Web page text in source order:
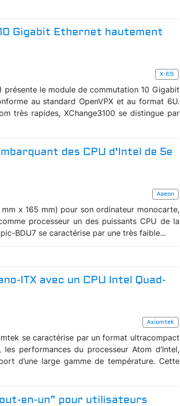
Gigabit Ethernet hautement
X-ES
présente le module de commutation 10 Gigabit
au standard OpenVPX et au format 6U.
très rapides, XChange3100 se distingue par
des CPU d'Intel de 5e
Aaeon
x 165 mm) pour son ordinateur monocarte,
processeur un des puissants CPU de la
BDU7 se caractérise par une très faible...
ITX avec un CPU Intel Quad-
Axiomtek
se caractérise par un format ultracompact
performances du processeur Atom d’Intel,
d’une large gamme de température. Cette
en-un” pour utilisateurs